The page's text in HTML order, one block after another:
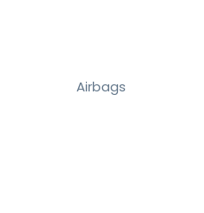
Airbags